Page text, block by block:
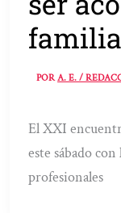
PORA. E. /
El XXI
este sábado
profesionales